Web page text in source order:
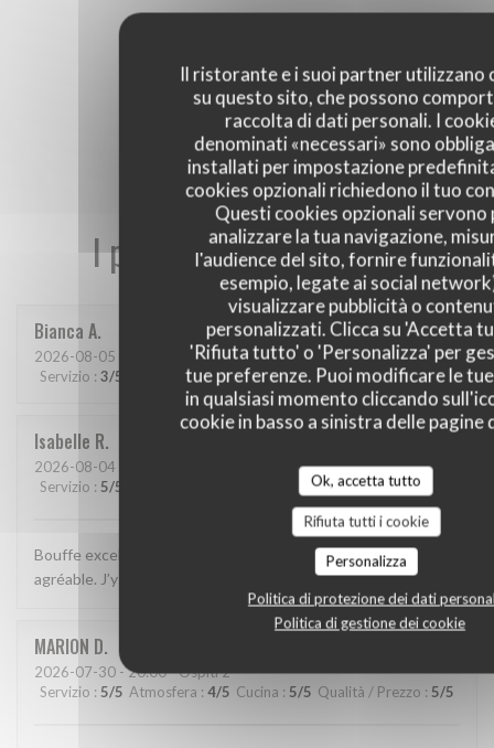
Il ristorante e i suoi partner utilizzano
su questo sito, che possono
raccolta di dati personali. I
denominati «necessari» sono
installati per impostazione
cookies opzionali richiedono il tuo
Questi cookies opzionali servono
analizzare la tua navigazione,
l'audience del sito, fornire
esempio, legate ai social
visualizzare pubblicità o
personalizzati. Clicca su 'Accetta
'Rifiuta tutto' o 'Personalizza' per
tue preferenze. Puoi modificare le
in qualsiasi momento cliccando
cookie in basso a sinistra delle pagine
Ok, accetta tutto
Rifiuta tutti i cookie
Personalizza
Politica di protezione dei dati
Politica di gestione dei cookie
I pareri dei nostri clienti
Bianca A
2026-08-05 - 20:00 - Ospiti 2
Servizio : 3/5 Atmosfera:4/5 Cucina: 4/5 Qualità / Prezzo: 4/5
Isabelle R
2026-08-04
Servizio : 5/5 /5 Qualità / Prezzo
Bouffe excellente, décor sympa et service simple, efficace et
agréable. J’y retournerai!
MARION D
2026-07-30 - 20:00 - Ospiti 2
Servizio : 5/5 Atmosfera : 4/5 Cucina : 5/5 Qualità / Prezzo : 5/5